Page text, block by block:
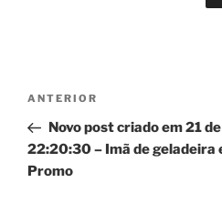
Navegação
Post
Post
anterior
ANTERIOR
Novo post criado em 21
22:20:30 – Imã de geladeira
Promo